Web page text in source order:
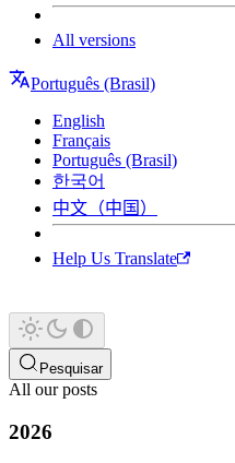
All versions
Português (Brasil)
English
Français
Português (Brasil)
한국어
中文（中国）
Help Us Translate
Pesquisar
All our posts
2026